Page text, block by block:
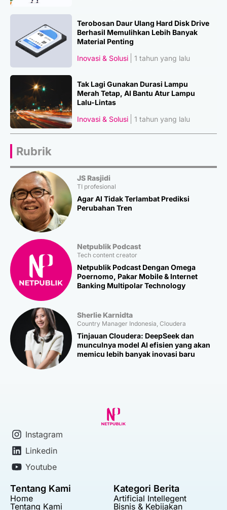
Terobosan Daur Ulang Hard Disk Drive
Berhasil Memulihkan Lebih Banyak
Material Penting
Inovasi & Solusi
1 tahun yang lalu
Tak Lagi Gunakan Durasi Lampu
Merah Tetap, AI Bantu Atur Lampu
Lalu-Lintas
Inovasi & Solusi
1 tahun yang lalu
Rubrik
JS Rasjidi
TI profesional
Agar AI Tidak Terlambat Prediksi
Perubahan Tren
Netpublik Podcast
Tech content creator
Netpublik Podcast Dengan Omega
Poernomo, Pakar Mobile & Internet
Banking Multipolar Technology
Sherlie Karnidta
Country Manager Indonesia, Cloudera
Tinjauan Cloudera: DeepSeek dan
munculnya model AI efisien yang akan
memicu lebih banyak inovasi baru
Instagram
Linkedin
Youtube
Tentang Kami
Home
Tentang Kami
Kategori Berita
Artificial Intellegent
Bisnis & Kebijakan